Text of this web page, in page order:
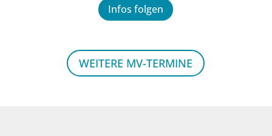
Infos folgen
WEITERE MV-TERMINE